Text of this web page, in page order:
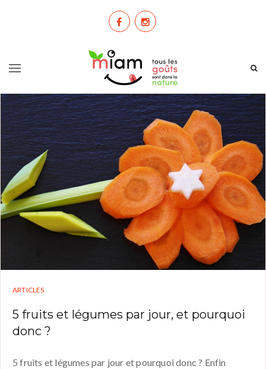
ARTICLES
5 fruits et légumes par jour, et pourquoi
donc ?
5 fruits et légumes par jour et pourquoi donc ? Enfin